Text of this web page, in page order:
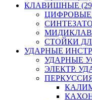
КЛАВИШНЫЕ
ЦИФРОВЫЕ
СТОЙКИ
УДАРНЫЕ
УДАРНЫЕ
ЭЛЕКТР.